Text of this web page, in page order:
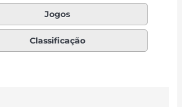
Jogos
Classificação